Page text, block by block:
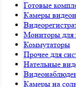
Готовые
Камеры
Мониторы для
Коммутаторы
Прочее для
Нательные
Камеры на